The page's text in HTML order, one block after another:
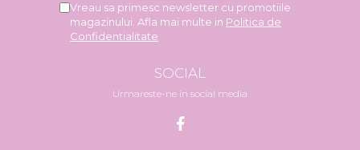
Vreau sa primesc newsletter cu promotiile
magazinului. Afla mai multe in Politica de
Confidentialitate
SOCIAL
Urmareste-ne in social media